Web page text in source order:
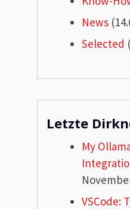
News
Selected
Letzte
My
VSCode: